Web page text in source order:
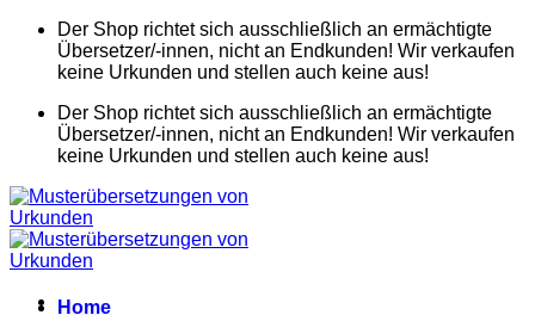
Zum
springen
Der Shop richtet sich ausschließlich an ermächtigte
Übersetzer/-innen, nicht an Endkunden! Wir verkaufen
keine Urkunden und stellen auch keine aus!
Der Shop richtet sich ausschließlich an ermächtigte
Übersetzer/-innen, nicht an Endkunden! Wir verkaufen
keine Urkunden und stellen auch keine aus!
Home